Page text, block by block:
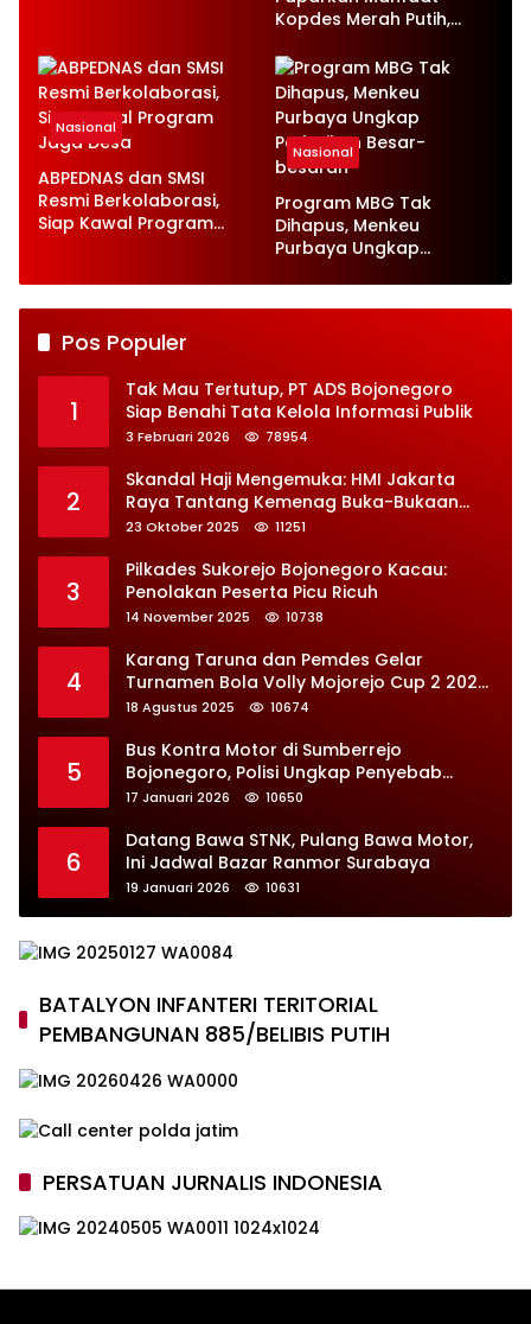
Kopdes Merah Putih,
Kerja
Nasional
ABPEDNAS dan SMSI
Resmi Berkolaborasi,
Siap Kawal Program
Nasional
Program MBG Tak
Dihapus, Menkeu
Purbaya Ungkap
besaran
Pos Populer
1
Tak Mau Tertutup, PT ADS Bojonegoro
Siap Benahi Tata Kelola Informasi Publik
3 Februari 2026 78954
2
Skandal Haji Mengemuka: HMI Jakarta
Raya Tantang Kemenag Buka-Bukaan
Soal Kontrak Syarekah Bermasalah
23 Oktober 2025 11251
3
Pilkades Sukorejo Bojonegoro Kacau:
Penolakan Peserta Picu Ricuh
14 November 2025 10738
4
Karang Taruna dan Pemdes Gelar
Turnamen Bola Volly Mojorejo Cup 2 2025,
Diikuti 28 Tim
18 Agustus 2025 10674
5
Bus Kontra Motor di Sumberrejo
Bojonegoro, Polisi Ungkap Penyebab
Kecelakaan
17 Januari 2026 10650
6
Datang Bawa STNK, Pulang Bawa Motor,
Ini Jadwal Bazar Ranmor Surabaya
19 Januari 2026 10631
BATALYON INFANTERI TERITORIAL
PEMBANGUNAN 885/BELIBIS PUTIH
PERSATUAN JURNALIS INDONESIA